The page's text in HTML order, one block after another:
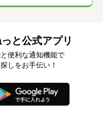
と公式アプリ
便利な通知機能で
しをお手伝い！